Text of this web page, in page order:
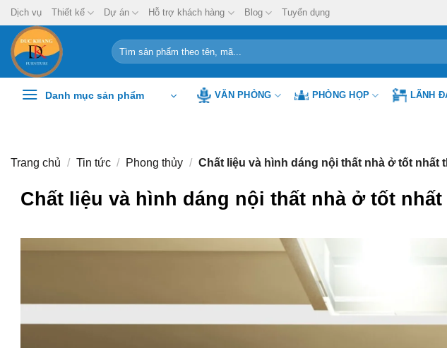
Chuyển
đến
nội
dung
Dịch vụ Thiết kế Dự án Hỗ trợ khách hàng Blog Tuyển dụng
Tìm
kiếm:
Danh mục sản phẩm VĂN PHÒNG PHÒNG HỌP LÃNH
Trang chủ / Tin tức / Phong thủy / Chất liệu và hình dáng nội thất nhà ở tốt nhất
Chất liệu và hình dáng nội thất nhà ở tốt